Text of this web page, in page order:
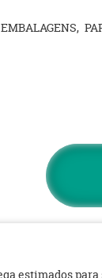
EMBALAGENS
estimados